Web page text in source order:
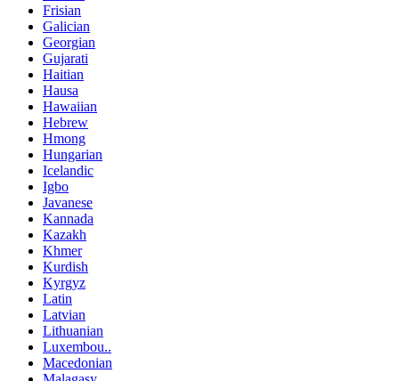
Frisian
Galician
Georgian
Gujarati
Haitian
Hausa
Hawaiian
Hebrew
Hmong
Hungarian
Icelandic
Igbo
Javanese
Kannada
Kazakh
Khmer
Kurdish
Kyrgyz
Latin
Latvian
Lithuanian
Luxembou..
Macedonian